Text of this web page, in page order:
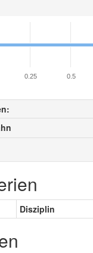
0.25 0.5
Disziplin